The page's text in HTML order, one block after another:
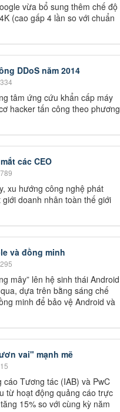
vừa bổ sung thêm chế độ
(cao gấp 4 lần so với chuẩn
DDoS năm 2014
tâm ứng cứu khẩn cấp máy
hacker tấn công theo phương
các CEO
xu hướng công nghệ phát
doanh nhân toàn thế giới
và đồng minh
mây” lên hệ sinh thái Android
dựa trên bằng sáng chế
minh để bảo vệ Android và
vai" mạnh mẽ
Tương tác (IAB) và PwC
từ hoạt động quảng cáo trực
15% so với cùng kỳ năm